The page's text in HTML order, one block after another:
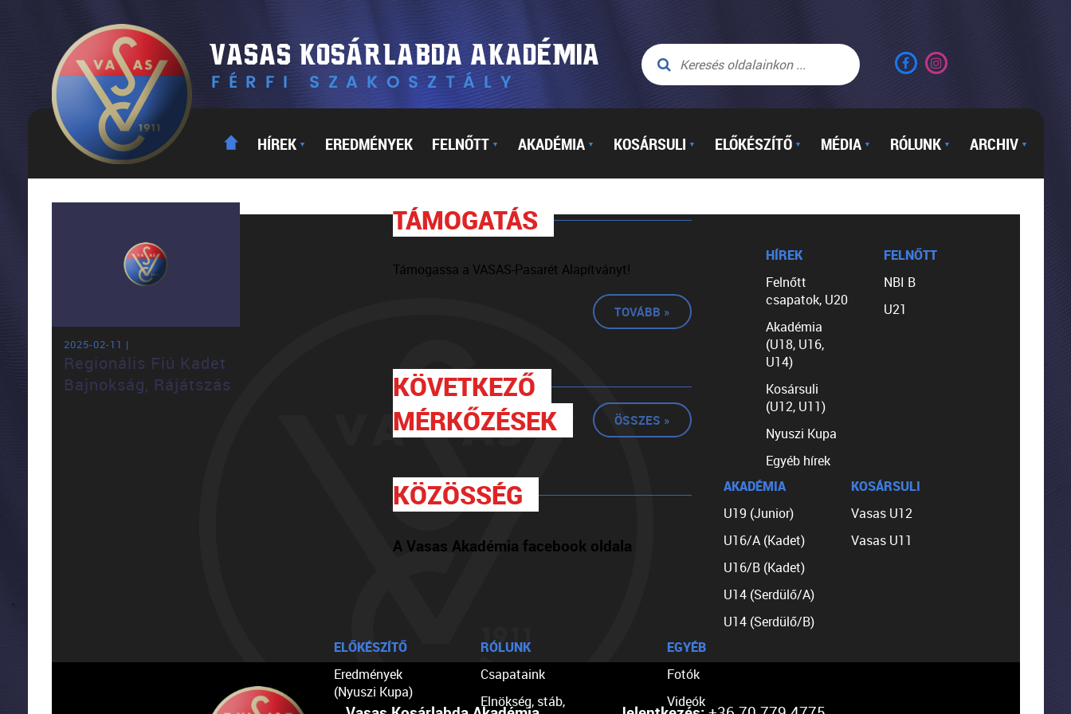
HÍREK ▼ EREDMÉNYEK FELNŐTT ▼ AKADÉMIA ▼ KOSÁRSULI ▼ ELŐKÉSZÍTŐ ▼ MÉDIA ▼ RÓLUNK ▼ ARCHIV ▼
2025-02-11 |
Regionális Fiú Kadet
Bajnokság, Rájátszás
TÁMOGATÁS
Támogassa a VASAS-Pasarét Alapítványt!
TOVÁBB »
KÖVETKEZŐ
MÉRKŐZÉSEK
ÖSSZES »
KÖZÖSSÉG
A Vasas Akadémia facebook oldala
HÍREK
Felnőtt
csapatok, U20
Akadémia
(U18, U16,
U14)
Kosársuli
(U12, U11)
Nyuszi Kupa
Egyéb hírek
FELNŐTT
NBI B
U21
AKADÉMIA
U19 (Junior)
U16/A (Kadet)
U16/B (Kadet)
U14 (Serdülő/A)
U14 (Serdülő/B)
KOSÁRSULI
Vasas U12
Vasas U11
ELŐKÉSZÍTŐ
Eredmények
(Nyuszi Kupa)
RÓLUNK
Csapataink
Elnökség, stáb,
EGYÉB
Fotók
Videók